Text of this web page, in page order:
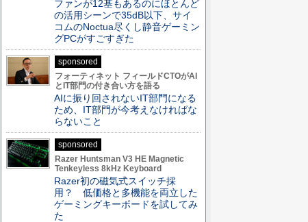
ファンが12基もあるのにほとんど
の活用シーンで35dB以下、サイ
コムのNoctua尽くし静音ゲーミン
グPCがすごすぎた
sponsored
フォーティネット フィールドCTOがAI
とIT部門の付き合い方を語る
AIに振り回されないIT部門になる
ため、IT部門が今考えなければな
らないこと
sponsored
Razer Huntsman V3 HE Magnetic
Tenkeyless 8kHz Keyboard
Razer初の磁気式スイッチ採
用？ 低価格と多機能を両立した
ゲーミングキーボードを試してみ
た